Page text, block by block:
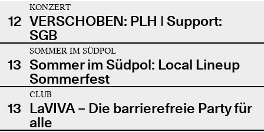
12
KONZERT
VERSCHOBEN: PLH | Support:
SGB
13
SOMMER IM SÜDPOL
Sommer im Südpol: Local Lineup
Sommerfest
13
CLUB
LaVIVA – Die barrierefreie Party für
alle